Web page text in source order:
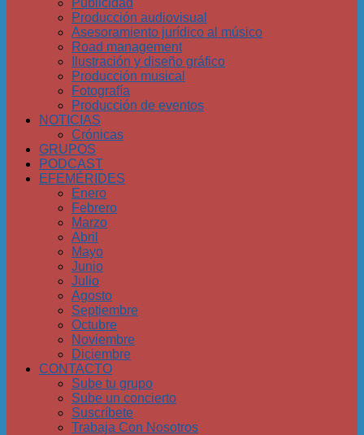
Publicidad
Producción audiovisual
Asesoramiento jurídico al músico
Road management
Ilustración y diseño gráfico
Producción musical
Fotografía
Producción de eventos
NOTICIAS
Crónicas
GRUPOS
PODCAST
EFEMÉRIDES
Enero
Febrero
Marzo
Abril
Mayo
Junio
Julio
Agosto
Septiembre
Octubre
Noviembre
Diciembre
CONTACTO
Sube tu grupo
Sube un concierto
Suscríbete
Trabaja Con Nosotros